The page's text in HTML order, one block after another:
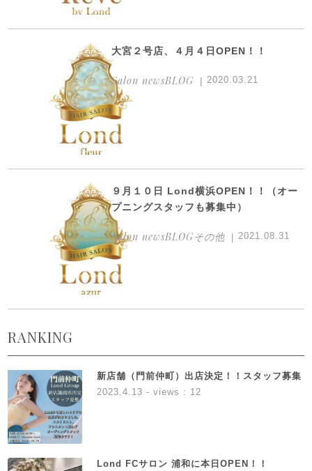
大宮２号店、４月４日OPEN！！
Salon newsBLOG 2020.03.21
９月１０日 Lond横浜OPEN！！（オー
プニングスタッフも募集中）
Salon newsBLOGその他 2021.08.31
RANKING
新店舗（門前仲町）出店決定！！スタッフ募集
2023.4.13 - views : 12
Lond FCサロン 浦和に本日OPEN！！